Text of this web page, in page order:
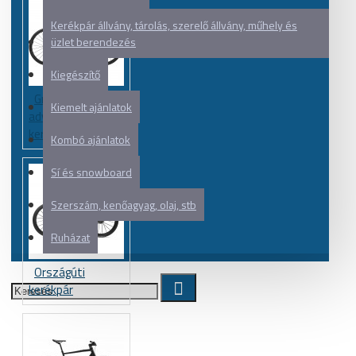
Kerékpár állvány, tárolás, szerelő állvány, műhely és
üzlet berendezés
Kiegészítő
Kiemelt ajánlatok
Kombó ajánlatok
Sí és snowboard
Szerszám, kenőagyag, olaj, stb
Ruházat
Gravel és
adventure
kerékpár
Országúti
kerékpár